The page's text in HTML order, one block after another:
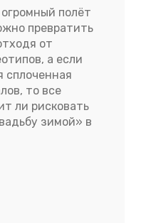
полёт
превратить
от
а если
сплоченная
то все
ли рисковать
зимой» в